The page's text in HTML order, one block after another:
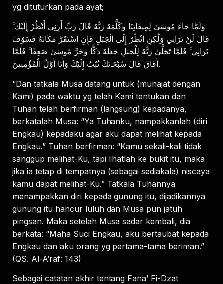
yg dituturkan pada ayat;
وَلَمَّا جَاءَ مُوسَىٰ لِمِيقَاتِنَا وَكَلَّمَهُ رَبُّهُ قَالَ رَبِّ أَرِنِي أَنْظُرْ إِلَيْكَ ۚ
قَالَ لَنْ تَرَانِي وَلَٰكِنِ انْظُرْ إِلَى الْجَبَلِ فَإِنِ اسْتَقَرَّ مَكَانَهُ فَسَوْفَ
تَرَانِي ۚ فَلَمَّا تَجَلَّىٰ رَبُّهُ لِلْجَبَلِ جَعَلَهُ دَكًّا وَخَرَّ مُوسَىٰ صَعِقًا ۚ فَلَمَّا
أَفَاقَ قَالَ سُبْحَانَكَ تُبْتُ إِلَيْكَ وَأَنَا أَوَّلُ الْمُؤْمِنِينَ.
“Dan tatkala Musa datang untuk (munajat dengan
Kami) pada waktu yg telah Kami tentukan dan
Tuhan telah berfirman (langsung) kepadanya,
berkatalah Musa: “Ya Tuhanku, nampakkanlah (diri
Engkau) kepadaku agar aku dapat melihat kepada
Engkau.” Tuhan berfirman: “Kamu sekali-kali tidak
sanggup melihat-Ku, tapi lihatlah ke bukit itu, maka
jika ia tetap di tempatnya (sebagai sediakala) niscaya
kamu dapat melihat-Ku.” Tatkala Tuhannya
menampakkan diri kepada gunung itu, dijadikannya
gunung itu hancur luluh dan Musa pun jatuh
pingsan. Maka setelah Musa sadar kembali, dia
berkata: “Maha Suci Engkau, aku bertaubat kepada
Engkau dan aku orang yg pertama-tama beriman.”
(QS. Al-A’raf: 143)
Sebagai catatan akhir tentang Fana’ Fi-Dzat